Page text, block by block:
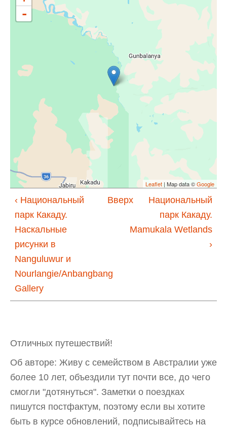
-
Leaflet | Map data ©Google
‹ Национальный
парк Какаду.
Наскальные
рисунки в
Nanguluwur и
Nourlangie/Anbangbang
Gallery
Вверх
Национальный
парк Какаду.
Mamukala Wetlands
›
Отличных путешествий!
Об авторе: Живу с семейством в Австралии уже
более 10 лет, объездили тут почти все, до чего
смогли "дотянуться". Заметки о поездках
пишутся постфактум, поэтому если вы хотите
быть в курсе обновлений, подписывайтесь на